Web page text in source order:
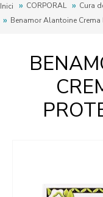
Inici CORPORAL
Cura
Benamor Alantoine